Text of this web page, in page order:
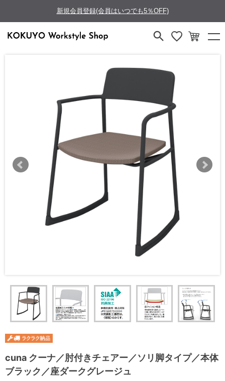
新規会員登録(会員はいつでも5％OFF)
cuna クーナ／肘付きチェアー／ソリ脚タイプ／本体
ブラック／座ダークグレージュ